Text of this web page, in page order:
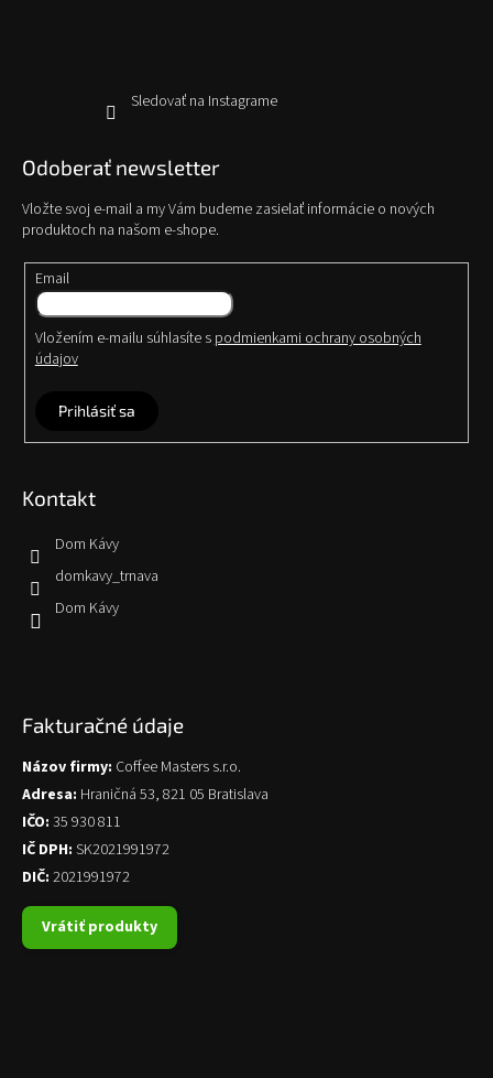
Sledovať na Instagrame
Odoberať newsletter
Vložte svoj e-mail a my Vám budeme zasielať informácie o nových
produktoch na našom e-shope.
Email
Vložením e-mailu súhlasíte s podmienkami ochrany osobných
údajov
Prihlásiť sa
Kontakt
Dom Kávy
domkavy_trnava
Dom Kávy
Fakturačné údaje
Názov firmy: Coffee Masters s.r.o.
Adresa: Hraničná 53, 821 05 Bratislava
IČO: 35 930 811
IČ DPH: SK2021991972
DIČ: 2021991972
Vrátiť produkty